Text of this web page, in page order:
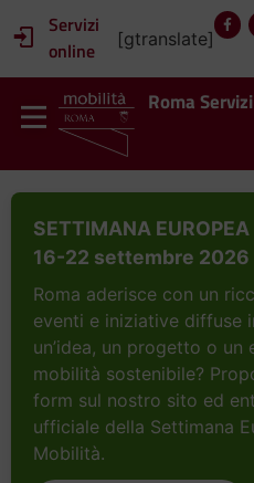
Servizi
online
[gtranslate]
Roma
SETTIMANA
16-22 settembre 2026
Roma aderisce con un
eventi e iniziative diffuse
un’idea, un progetto o
mobilità sostenibile?
form sul nostro sito ed
ufficiale della Settimana
Mobilità.